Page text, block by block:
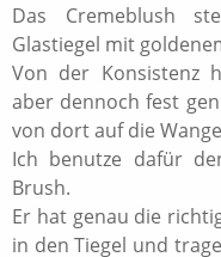
Das Cremeblush
Glastiegel mit
Von der Konsistenz
aber dennoch fest
von dort auf die
Ich benutze dafür
Brush.
Er hat genau die
in den Tiegel und